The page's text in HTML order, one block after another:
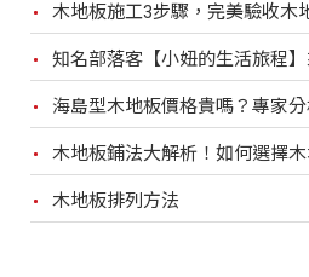
木地板施工3步驟，完美驗收木
知名部落客【小妞的生活旅程】
海島型木地板價格貴嗎？專家分
木地板鋪法大解析！如何選擇
木地板排列方法